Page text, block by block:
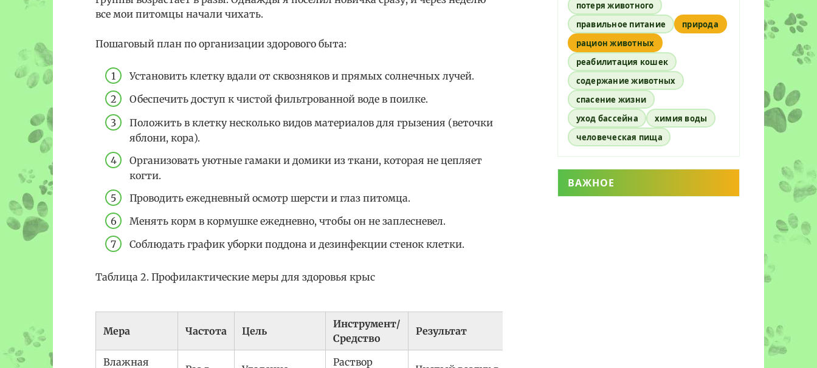
все мои питомцы начали чихать.
Пошаговый план по организации здорового быта:
Установить клетку вдали от сквозняков и прямых солнечных лучей.
Обеспечить доступ к чистой фильтрованной воде в поилке.
Положить в клетку несколько видов материалов для грызения (веточки
яблони, кора).
Организовать уютные гамаки и домики из ткани, которая не цепляет
когти.
Проводить ежедневный осмотр шерсти и глаз питомца.
Менять корм в кормушке ежедневно, чтобы он не заплесневел.
Соблюдать график уборки поддона и дезинфекции стенок клетки.
Таблица 2. Профилактические меры для здоровья крыс
Мера Частота Цель
Инструмент/
Средство
Результат
Влажная Раствор
потеря животного
правильное питание
природа
рацион животных
реабилитация кошек
содержание животных
спасение жизни
уход бассейна
химия воды
человеческая пища
ВАЖНОЕ